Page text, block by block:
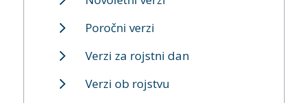
Poročni verzi
Verzi za rojstni dan
Verzi ob rojstvu